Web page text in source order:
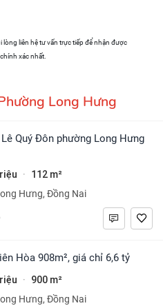
lòng liên hệ tư vấn trực tiếp để nhận được
xác nhất.
Long Hưng
· 112 m²
Hưng, Đồng Nai
Hòa 908m², giá chỉ 6,6 tỷ
· 900 m²
Hưng, Đồng Nai